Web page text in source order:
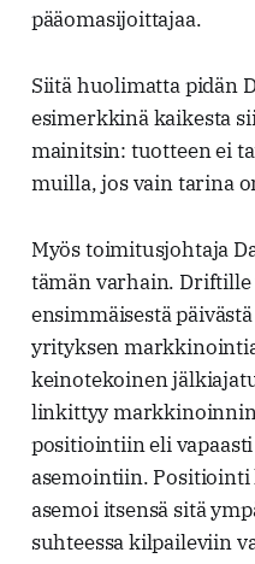
pääomasijoittajaa.
Siitä huolimatta pidän
esimerkkinä kaikesta
mainitsin: tuotteen ei
muilla, jos vain tarina
Myös toimitusjohtaja
tämän varhain.
ensimmäisestä
yrityksen
keinotekoinen
linkittyy
positiointiin eli
asemointiin.
asemoi itsensä sitä
suhteessa kilpaileviin